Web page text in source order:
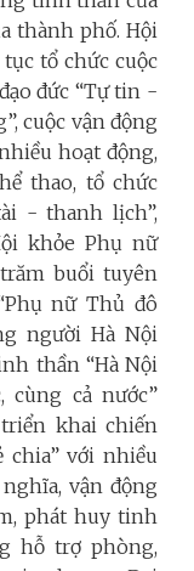
thành phố. Hội
tổ chức cuộc
đức “Tự tin -
cuộc vận động
hoạt động,
thao, tổ chức
- thanh lịch”,
khỏe Phụ nữ
buổi tuyên
nữ Thủ đô
người Hà Nội
thần “Hà Nội
cùng cả nước”
khai chiến
chia” với nhiều
vận động
phát huy tinh
hỗ trợ phòng,